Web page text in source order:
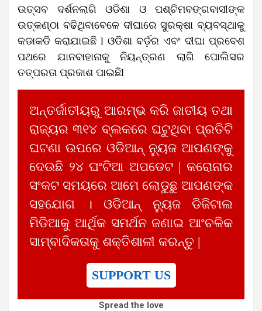
ଉତ୍ସବ ଦର୍ଶନଲାଗି ଓଡିଶା ଓ ପଶ୍ଚିମବଙ୍ଗବାସୀଙ୍କ
ଉତ୍କଣ୍ଠା ବଢିଥିବାବେଳେ ଦୀଘାରେ ସୁରକ୍ଷା ବ୍ୟବସ୍ଥାକୁ
କଡାକଡି କରାଯାଇଛି l ଓଡିଶା ବର୍ଡ଼ର ଏବଂ ଦୀଘା ପ୍ରବେଶ
ପଥରେ ଯାନବାହାନାକୁ ନିୟନ୍ତ୍ରଣ ଲାଗି ପୋଲିସର
ତତ୍ପରତା ପ୍ରକାଶ ପାଇଛିl
ଅନ୍ତର୍ଜାତୀୟରୁ ଆରମ୍ଭ କରି ଜାତୀୟ ତଥା
ରାଜ୍ୟର ୩୧୪ ବ୍ଲକରେ ଘଟୁଥିବା ପ୍ରତିଟି
ଘଟଣା ଉପରେ ଓଡିଆନ୍ ନ୍ୟୁଜ ଆପଣଙ୍କୁ
ଦେଉଛି ୨୪ ଘଂଟିଆ ଅପଡେଟ | କରୋନାର
ସଂକଟ ସମୟରେ ଆମେ ଲୋଡୁଛୁ ଆପଣଙ୍କ
ସହଯୋଗ । ଓଡିଆନ୍ ନ୍ୟୁଜ ଡିଜିଟାଲ
ମିଡିଆକୁ ଆର୍ଥିକ ସମର୍ଥନ ଜଣାଇ ଆଂଚଳିକ
ସାମ୍ବାଦିକତାକୁ ଶକ୍ତିଶାଳୀ କରନ୍ତୁ |
SUPPORT US
Spread the love